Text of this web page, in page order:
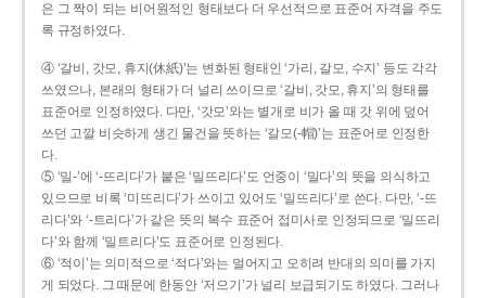
은 그 짝이 되는 비어원적인 형태보다 더 우선적으로 표준어 자격을 주도
록 규정하였다.
④ ‘갈비, 갓모, 휴지(休紙)’는 변화된 형태인 ‘가리, 갈모, 수지’ 등도 각각
쓰였으나, 본래의 형태가 더 널리 쓰이므로 ‘갈비, 갓모, 휴지’의 형태를
표준어로 인정하였다. 다만, ‘갓모’와는 별개로 비가 올 때 갓 위에 덮어
쓰던 고깔 비슷하게 생긴 물건을 뜻하는 ‘갈모(-帽)’는 표준어로 인정한
다.
⑤ ‘밀-’에 ‘-뜨리다’가 붙은 ‘밀뜨리다’도 언중이 ‘밀다’의 뜻을 의식하고
있으므로 비록 ‘미뜨리다’가 쓰이고 있어도 ‘밀뜨리다’로 쓴다. 다만, ‘-뜨
리다’와 ‘-트리다’가 같은 뜻의 복수 표준어 접미사로 인정되므로 ‘밀뜨리
다’와 함께 ‘밀트리다’도 표준어로 인정된다.
⑥ ‘적이’는 의미적으로 ‘적다’와는 멀어지고 오히려 반대의 의미를 가지
게 되었다. 그 때문에 한동안 ‘저으기’가 널리 보급되기도 하였다. 그러나